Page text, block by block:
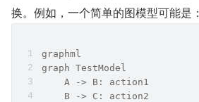
换。例如，一个简单的图模型可能是：
graphml
graph TestModel
    A -> B: action1
    B -> C: action2